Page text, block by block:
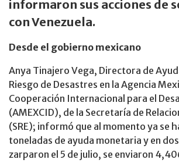
informaron sus acciones de
con Venezuela.
Desde el gobierno mexicano
Anya Tinajero Vega, Directora de
Riesgo de Desastres en la Agencia
Cooperación Internacional para el
(AMEXCID), de la Secretaría de
(SRE); informó que al momento ya se
toneladas de ayuda monetaria y en
zarparon el 5 de julio, se enviaron